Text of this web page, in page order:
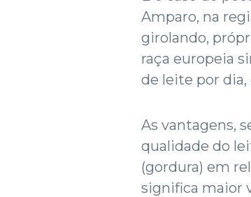
Amparo, na
girolando,
raça europeia
de leite por dia,
As vantagens,
qualidade do
(gordura) em
significa maior